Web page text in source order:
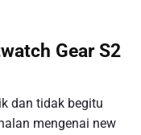
Gear S2
dan tidak begitu
mengenai new